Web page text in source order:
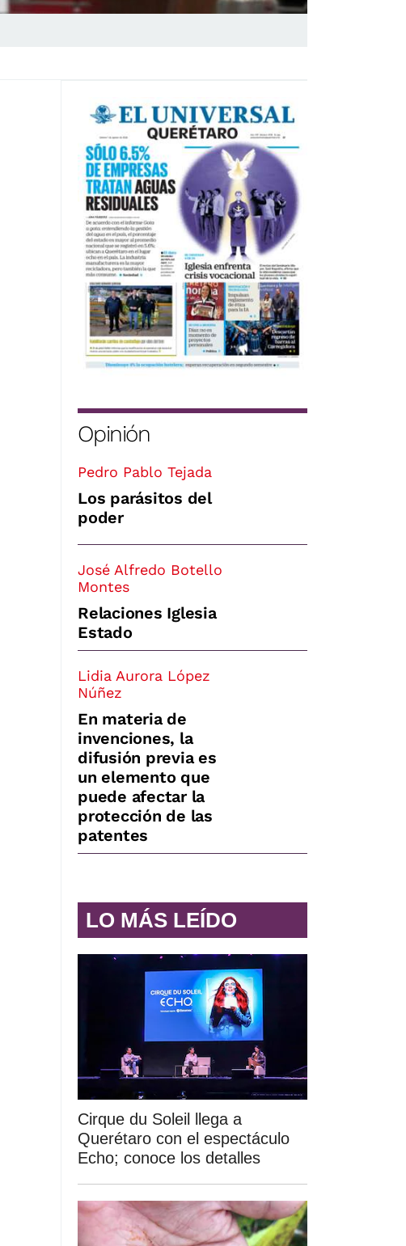
Opinión
Pedro Pablo Tejada
Los parásitos del
poder
José Alfredo Botello
Montes
Relaciones Iglesia
Estado
Lidia Aurora López
Núñez
En materia de
invenciones, la
difusión previa es
un elemento que
puede afectar la
protección de las
patentes
LO MÁS LEÍDO
Cirque du Soleil llega a
Querétaro con el espectáculo
Echo; conoce los detalles